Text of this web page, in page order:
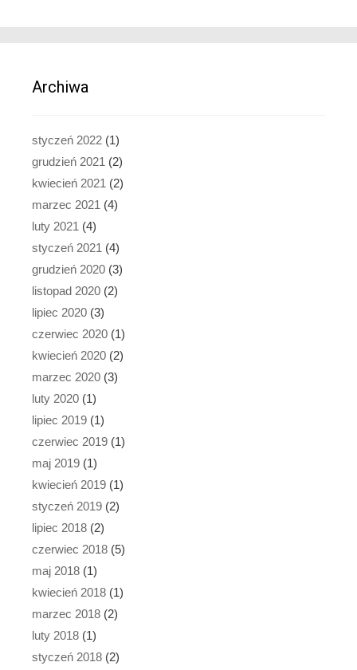
Archiwa
styczeń 2022 (1)
grudzień 2021 (2)
kwiecień 2021 (2)
marzec 2021 (4)
luty 2021 (4)
styczeń 2021 (4)
grudzień 2020 (3)
listopad 2020 (2)
lipiec 2020 (3)
czerwiec 2020 (1)
kwiecień 2020 (2)
marzec 2020 (3)
luty 2020 (1)
lipiec 2019 (1)
czerwiec 2019 (1)
maj 2019 (1)
kwiecień 2019 (1)
styczeń 2019 (2)
lipiec 2018 (2)
czerwiec 2018 (5)
maj 2018 (1)
kwiecień 2018 (1)
marzec 2018 (2)
luty 2018 (1)
styczeń 2018 (2)